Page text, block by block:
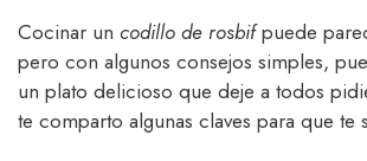
Cocinar un codillo de rosbifpuede
pero con algunos consejos simples,
un plato delicioso que deje a todos
te comparto algunas claves para que te